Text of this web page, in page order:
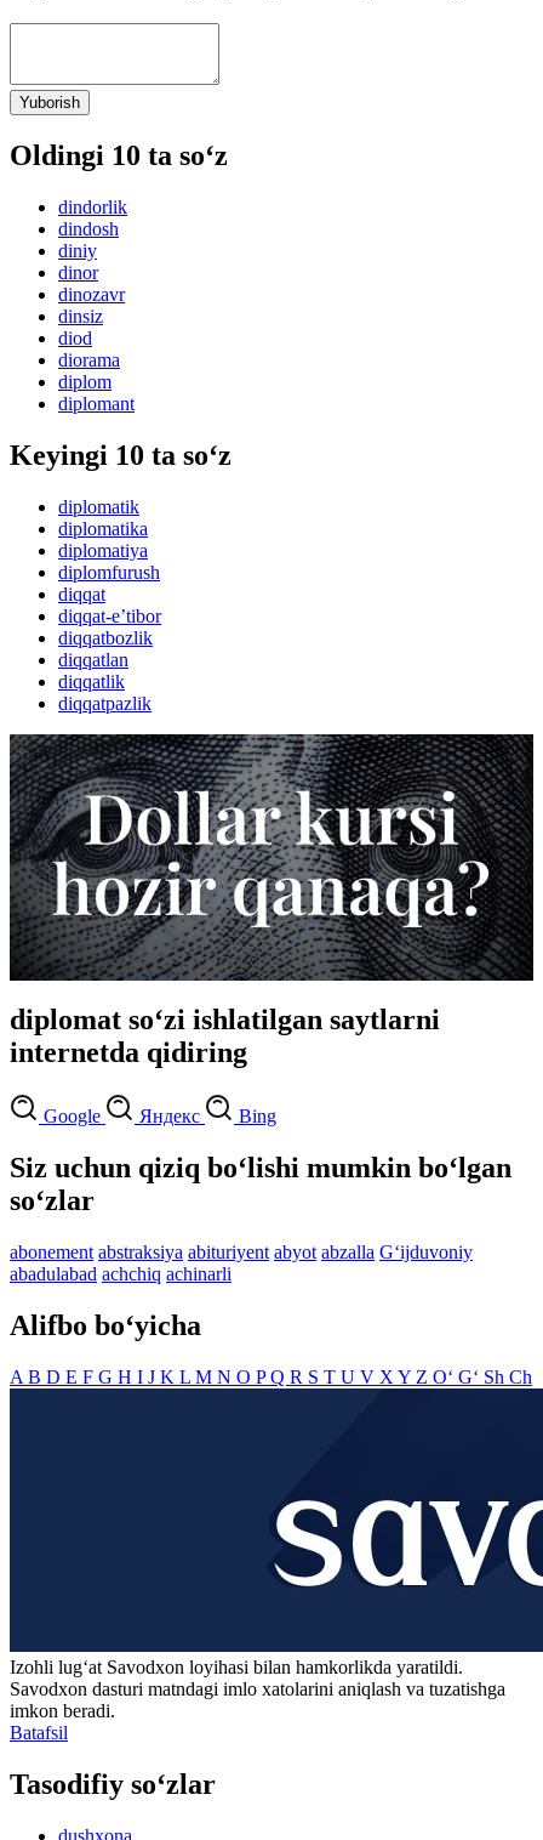
Yuborish
Oldingi 10 ta so‘z
dindorlik
dindosh
diniy
dinor
dinozavr
dinsiz
diod
diorama
diplom
diplomant
Keyingi 10 ta so‘z
diplomatik
diplomatika
diplomatiya
diplomfurush
diqqat
diqqat-eʼtibor
diqqatbozlik
diqqatlan
diqqatlik
diqqatpazlik
diplomat so‘zi ishlatilgan saytlarni
internetda qidiring
Google Яндекс Bing
Siz uchun qiziq bo‘lishi mumkin bo‘lgan
so‘zlar
abonement abstraksiya abituriyent abyot abzalla G‘ijduvoniy
abadulabad achchiq achinarli
Alifbo bo‘yicha
A B D E F G H I J K L M N O PQ R S T U V X Y Z O‘ G‘ Sh Ch
Izohli lugʻat Savodxon loyihasi bilan hamkorlikda yaratildi.
Savodxon dasturi matndagi imlo xatolarini aniqlash va tuzatishga
imkon beradi.
Batafsil
Tasodifiy so‘zlar
dushxona